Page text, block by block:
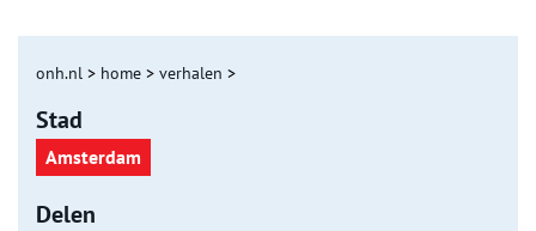
onh.nl > home > verhalen >
Stad
Amsterdam
Delen